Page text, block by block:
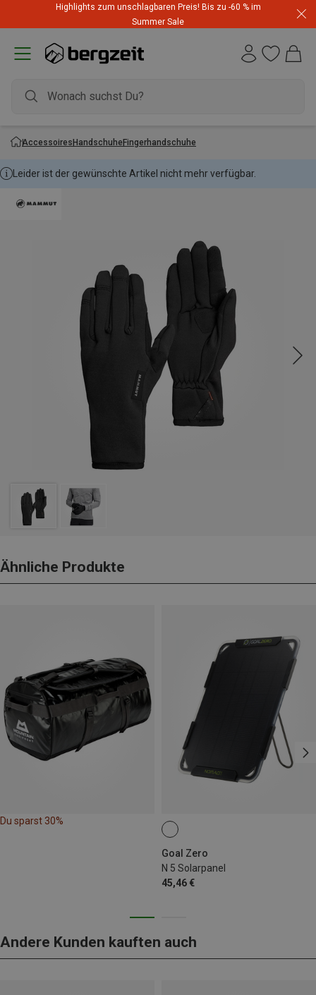
Highlights zum unschlagbaren Preis! Bis zu -60 % im
Summer Sale
AccessoiresHandschuheFingerhandschuhe
Leider ist der gewünschte Artikel nicht mehr verfügbar.
Ähnliche Produkte
Du sparst 30%
Goal Zero
N 5 Solarpanel
45,46 €
Andere Kunden kauften auch